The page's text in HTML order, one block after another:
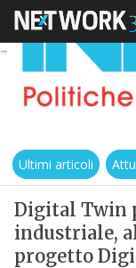
Ultimi articoli
Digital Twin
industriale,
progetto